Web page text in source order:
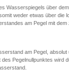
Wasserspiegels über dem
weder etwas über die
am Pegel mit
am Pegel,
Pegelnullpunktes wird